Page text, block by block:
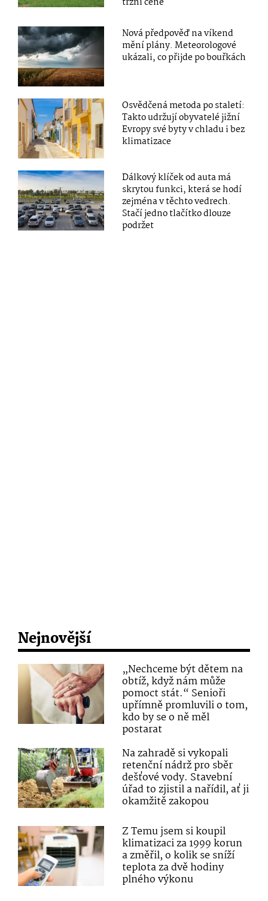
Nová předpověď na víkend
mění plány. Meteorologové
ukázali, co přijde po bouřkách
Osvědčená metoda po staletí:
Takto udržují obyvatelé jižní
Evropy své byty v chladu i bez
klimatizace
Dálkový klíček od auta má
skrytou funkci, která se hodí
zejména v těchto vedrech.
Stačí jedno tlačítko dlouze
podržet
Nejnovější
„Nechceme být dětem na
obtíž, když nám může
pomoct stát.“ Senioři
upřímně promluvili o tom,
kdo by se o ně měl
postarat
Na zahradě si vykopali
retenční nádrž pro sběr
dešťové vody. Stavební
úřad to zjistil a nařídil, ať ji
okamžitě zakopou
Z Temu jsem si koupil
klimatizaci za 1999 korun
a změřil, o kolik se sníží
teplota za dvě hodiny
plného výkonu